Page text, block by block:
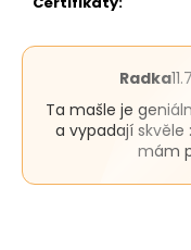
je
5
5
Radka
Ta mašle je
a vypadají
mám